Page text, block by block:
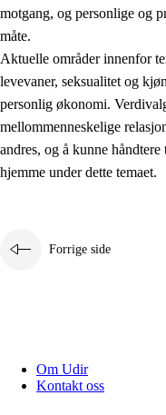
2.1 Sosial læring og
2.2 Kompetanse i
2.3 Grunnleggende
2.4 Å lære å lære
Tverrfaglige temaer
2.5.2 Demokrati og
Bærekraftig
motgang, og personlige og
måte.
Aktuelle områder innenfor
levevaner, seksualitet og
personlig økonomi.
mellommenneskelige
andres, og å kunne
hjemme under dette temaet.
Forrige side
Om Udir
Kontakt oss